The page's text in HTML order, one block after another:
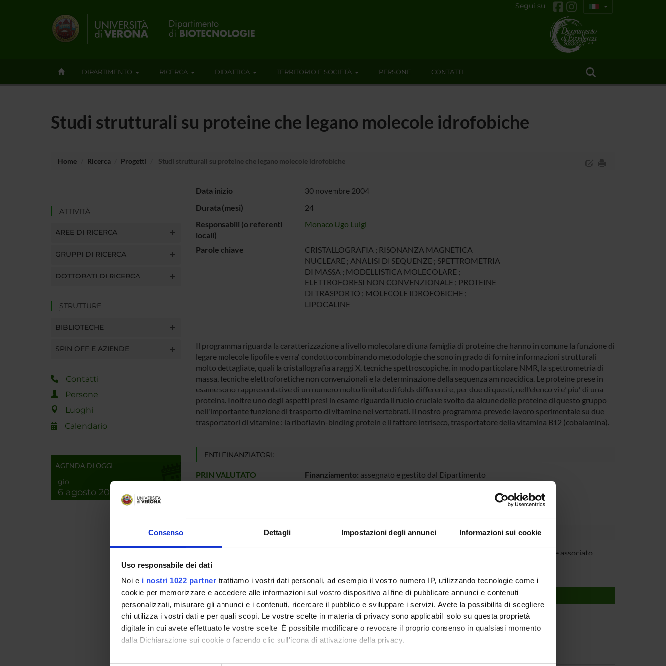
Consenso Dettagli Impostazioni degli annunci Informazioni sui cookie
Uso responsabile dei dati
Noi e i nostri 1022 partner trattiamo i vostri dati personali, ad esempio il vostro numero IP, utilizzando tecnologie come i
cookie per memorizzare e accedere alle informazioni sul vostro dispositivo al fine di pubblicare annunci e contenuti
personalizzati, misurare gli annunci e i contenuti, ricercare il pubblico e sviluppare i servizi. Avete la possibilità di scegliere
chi utilizza i vostri dati e per quali scopi. Le vostre scelte in materia di privacy sono applicabili solo su questa proprietà
digitale in cui avete effettuato le vostre scelte. È possibile modificare o revocare il proprio consenso in qualsiasi momento
dalla Dichiarazione sui cookie o facendo clic sull'icona di attivazione della privacy.
Con il tuo consenso, vorremmo anche:
Segui su
DIPARTIMENTO RICERCA DIDATTICA TERRITORIO E SOCIETÀ PERSONE CONTATTI
Studi strutturali su proteine che legano molecole idrofobiche
Home Ricerca Progetti Studi strutturali su proteine che legano molecole idrofobiche
ATTIVITÀ
AREE DI RICERCA
GRUPPI DI RICERCA
DOTTORATI DI RICERCA
STRUTTURE
BIBLIOTECHE
SPIN OFF E AZIENDE
Contatti
Persone
Luoghi
Calendario
AGENDA DI OGGI
gio
6 agosto 2026
Data inizio
30 novembre 2004
Durata (mesi)
24
Responsabili (o referenti
locali)
Monaco Ugo Luigi
Parole chiave
CRISTALLOGRAFIA ; RISONANZA MAGNETICA
NUCLEARE ; ANALISI DI SEQUENZE ; SPETTROMETRIA
DI MASSA ; MODELLISTICA MOLECOLARE ;
ELETTROFORESI NON CONVENZIONALE ; PROTEINE
DI TRASPORTO ; MOLECOLE IDROFOBICHE ;
LIPOCALINE
Il programma riguarda la caratterizzazione a livello molecolare di una famiglia di proteine che hanno in comune la funzione di
legare molecole lipofile e verra' condotto combinando metodologie che sono in grado di fornire informazioni strutturali
molto dettagliate, quali la cristallografia a raggi X, tecniche spettroscopiche, in modo particolare NMR, la spettrometria di
massa, tecniche elettroforetiche non convenzionali e la determinazione della sequenza aminoacidica. Le proteine prese in
esame sono rappresentative di un numero molto limitato di folds differenti e, per due di questi, nell'elenco vi e' piu' di una
proteina. Inoltre uno degli aspetti presi in esame riguarda il ruolo cruciale svolto da alcune delle proteine di questo gruppo
nell'importante funzione di trasporto di vitamine nei vertebrati. Il nostro programma prevede lavoro sperimentale su due
trasportatori di vitamine : la riboflavin-binding protein e il fattore intriseco, trasportatore della vitamina B12 (cobalamina).
ENTI FINANZIATORI:
PRIN VALUTATO
Finanziamento: assegnato e gestito dal Dipartimento
PARTECIPANTI AL PROGETTO
Professore associato
AREE DI RICERCA COINVOLTE DAL PROGETTO
Proteomica strutturale, funzionale e di espressione
Biochemistry & Molecular Biology (DBT)
Biochimica e Biologia Molecolare